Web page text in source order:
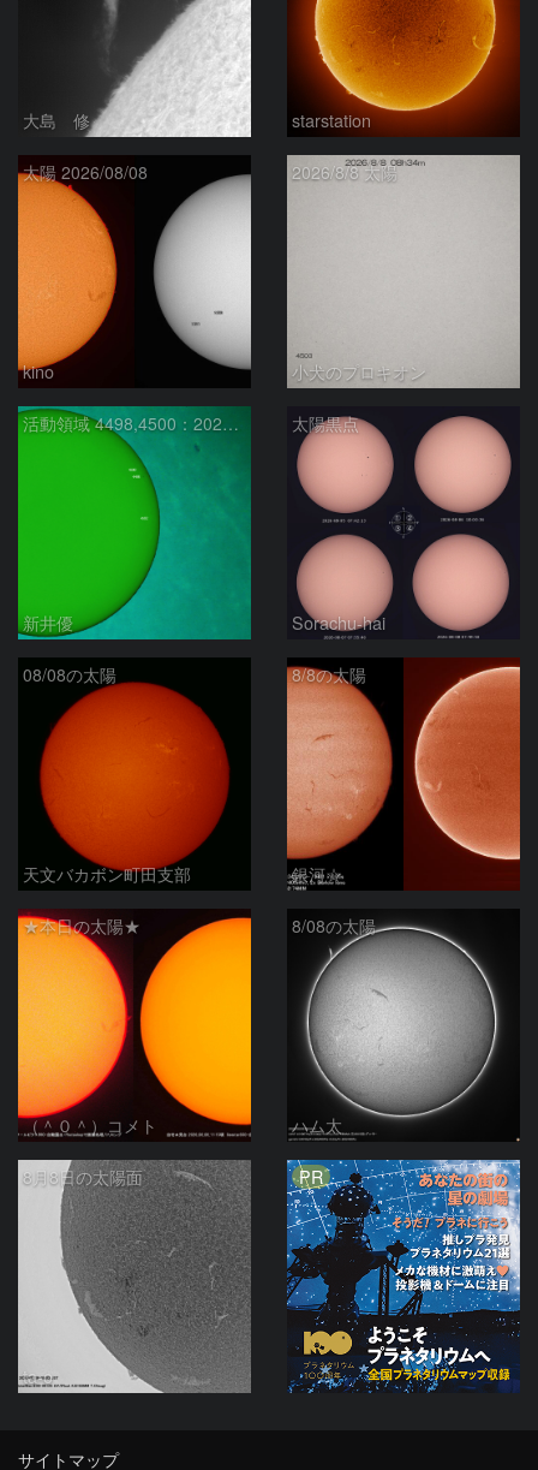
大島 修 starstation
太陽 2026/08/08
kino
2026/8/8 太陽
小犬のプロキオン
活動領域 4498,4500：2026/08/08
新井優
太陽黒点
Sorachu-hai
08/08の太陽
天文バカボン町田支部
8/8の太陽
銀河☆
★本日の太陽★
（＾０＾）コメト
8/08の太陽
ハム太
8月8日の太陽面
ta-o
PR
サイトマップ